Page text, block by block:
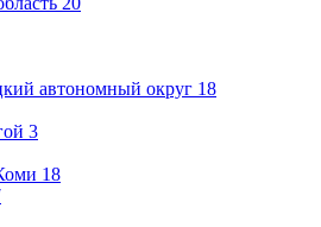
автономный округ 18
3
18